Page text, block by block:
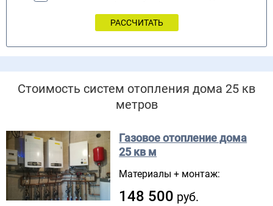
Стоимость систем отопления дома 25 кв
метров
Газовое отопление дома
25 кв м
Материалы + монтаж:
148 500 руб.